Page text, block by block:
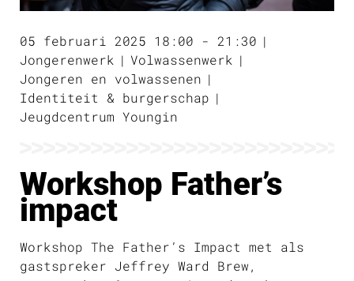
05 februari 2025 18:00 - 21:30
Jongerenwerk
Volwassenwerk
Jongeren en volwassenen
Identiteit & burgerschap
Jeugdcentrum Youngin
Workshop Father’s
impact
Workshop The Father’s Impact met als
gastspreker Jeffrey Ward Brew,